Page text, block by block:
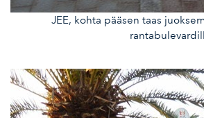
JEE, kohta pääsen taas